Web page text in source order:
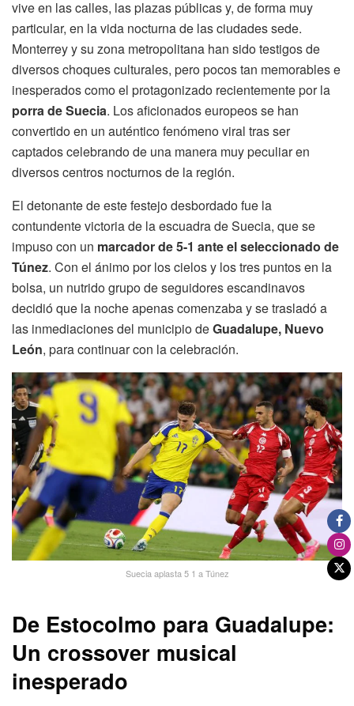
vive en las calles, las plazas públicas y, de forma muy
particular, en la vida nocturna de las ciudades sede.
Monterrey y su zona metropolitana han sido testigos de
diversos choques culturales, pero pocos tan memorables e
inesperados como el protagonizado recientemente por la
porra de Suecia. Los aficionados europeos se han
convertido en un auténtico fenómeno viral tras ser
captados celebrando de una manera muy peculiar en
diversos centros nocturnos de la región.
El detonante de este festejo desbordado fue la
contundente victoria de la escuadra de Suecia, que se
impuso con un marcador de 5-1 ante el seleccionado de
Túnez. Con el ánimo por los cielos y los tres puntos en la
bolsa, un nutrido grupo de seguidores escandinavos
decidió que la noche apenas comenzaba y se trasladó a
las inmediaciones del municipio deGuadalupe, Nuevo
León, para continuar con la celebración.
Suecia aplasta 5 1 a Túnez
De Estocolmo para Guadalupe:
Un crossover musical
inesperado